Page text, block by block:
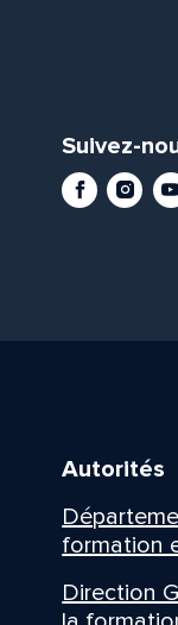
Suivez-
Facebook
Autorités
formation
Direction